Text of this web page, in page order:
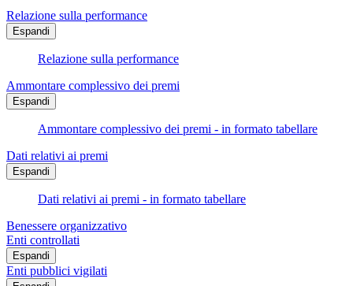
Relazione sulla performance
Espandi
Relazione sulla performance
Ammontare complessivo dei premi
Espandi
Ammontare complessivo dei premi - in formato tabellare
Dati relativi ai premi
Espandi
Dati relativi ai premi - in formato tabellare
Benessere organizzativo
Enti controllati
Espandi
Enti pubblici vigilati